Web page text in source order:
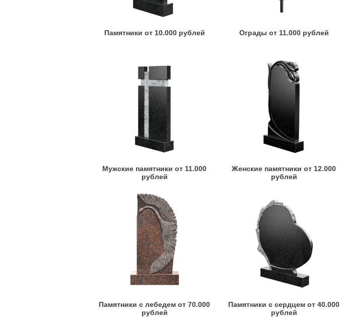
Памятники от 10.000 рублей Ограды от 11.000 рублей
Мужские памятники от 11.000
рублей
Женские памятники от 12.000
рублей
Памятники с лебедем от 70.000
рублей
Памятники с сердцем от 40.000
рублей